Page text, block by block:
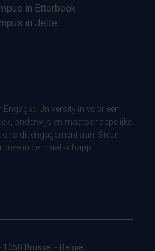
in Etterbeek
in Jette
Engaged University in voor een
onderwijs en maatschappelijke
dit engagement aan. Steun
mee in de maatschappij.
1050 Brussel - België